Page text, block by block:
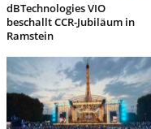
dBTechnologies VIO
beschallt CCR-Jubiläum in
Ramstein